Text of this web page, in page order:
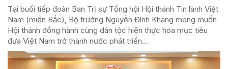
Tại buổi tiếp đoàn Ban Trị sự Tổng hội Hội thánh Tin lành Việt
Nam (miền Bắc), Bộ trưởng Nguyễn Đình Khang mong muốn
Hội thánh đồng hành cùng dân tộc hiện thực hóa mục tiêu
đưa Việt Nam trở thành nước phát triển...